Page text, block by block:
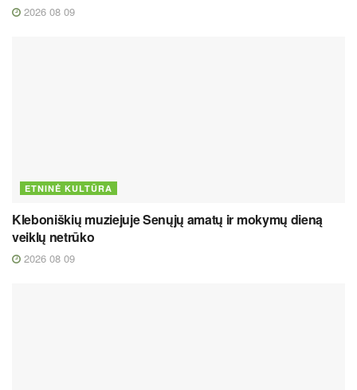
2026 08 09
ETNINĖ KULTŪRA
Kleboniškių muziejuje Senųjų amatų ir mokymų dieną
veiklų netrūko
2026 08 09